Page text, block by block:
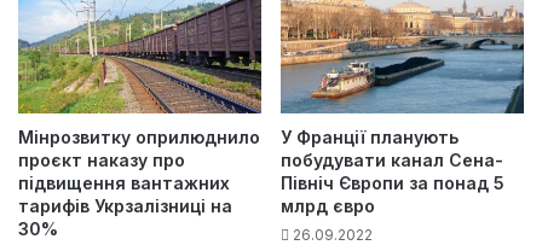
Мінрозвитку оприлюднило
проєкт наказу про
підвищення вантажних
тарифів Укрзалізниці на
30%
У Франції планують
побудувати канал Сена-
Північ Європи за понад 5
млрд євро
26.09.2022